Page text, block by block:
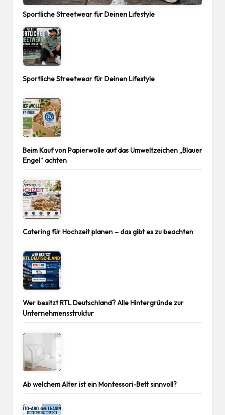
Sportliche Streetwear für Deinen Lifestyle
Sportliche Streetwear für Deinen Lifestyle
Beim Kauf von Papierwolle auf das Umweltzeichen „Blauer
Engel“ achten
Catering für Hochzeit planen – das gibt es zu beachten
Wer besitzt RTL Deutschland? Alle Hintergründe zur
Unternehmensstruktur
Ab welchem Alter ist ein Montessori-Bett sinnvoll?